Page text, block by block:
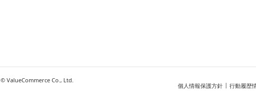
© ValueCommerce Co., Ltd.
個人情報保護方針 行動履歴